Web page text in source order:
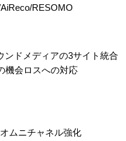
RESOMO
ンドメディアの3サイト統合
機会ロスへの対応
ムニチャネル強化